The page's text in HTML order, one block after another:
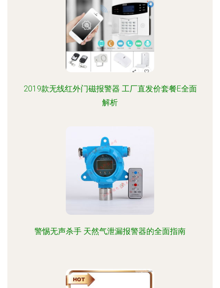
2019款无线红外门磁报警器 工厂直发价套餐E全面
解析
警惕无声杀手 天然气泄漏报警器的全面指南